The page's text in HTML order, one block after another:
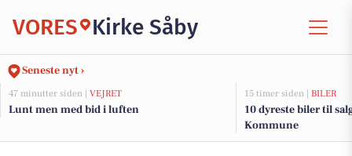
VORES Kirke Såby
Seneste nyt ›
47 minutter siden | VEJRET
Lunt men med bid i luften
15 timer siden | BILER
10 dyreste biler til
Kommune